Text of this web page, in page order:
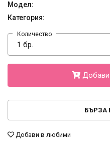
Модел:
Категория:
Количество
Добави
БЪРЗА
Добави в любими